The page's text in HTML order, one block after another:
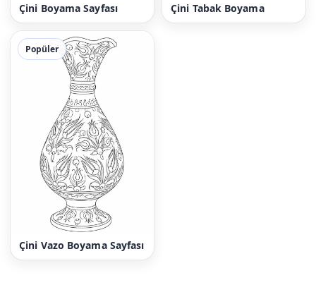
Çini Boyama Sayfası Çini Tabak Boyama
Popüler
Çini Vazo Boyama Sayfası